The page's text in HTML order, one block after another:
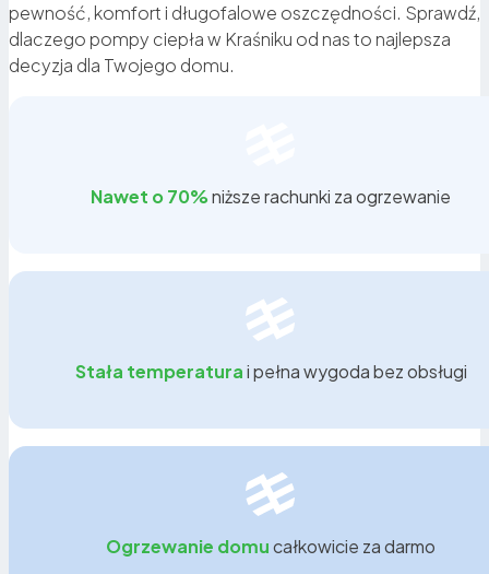
Programy Czyste
Powietrze i Mój Prąd 6.0 umożliwiają uzyskanie nawet
pewność, komfort i długofalowe oszczędności. Sprawdź,
dlaczego pompy ciepła w Kraśniku od nas to najlepsza
decyzja dla Twojego domu.
Nawet o 70%niższe rachunki za ogrzewanie
Stała temperaturai pełna wygoda bez obsługi
Ogrzewanie domucałkowicie za darmo